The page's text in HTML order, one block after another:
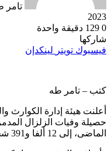
تامر
2023
0
دقيقة واحدة
شاركها
فيسبوك تويتر لينكدإن
كتب – تامر طه
أعلنت هيئة إدارة الكوارث
حصيلة وفيات الزلزال
الماضى، إلى 12 ألفا و391 شخصا على الأقل.